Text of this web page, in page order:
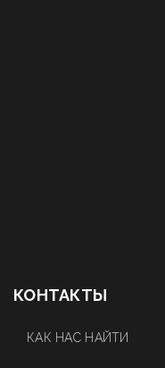
КОНТАКТЫ
КАК НАС НАЙТИ